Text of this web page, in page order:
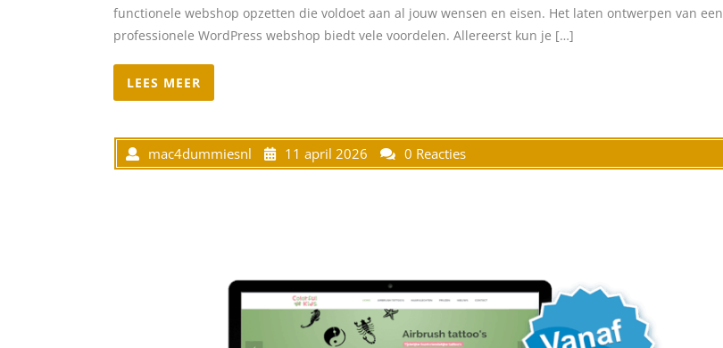
functionele webshop opzetten die voldoet aan al jouw wensen en eisen. Het laten ontwerpen van een
professionele WordPress webshop biedt vele voordelen. Allereerst kun je […]
LEES MEER
mac4dummiesnl 11 april 2026 0 Reacties